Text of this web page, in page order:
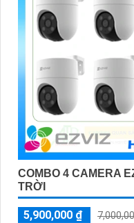
COMBO 4 CAMERA
TRỜI
5,900,000 ₫